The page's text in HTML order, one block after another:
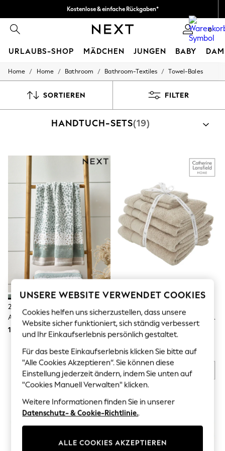
Kostenlose & einfache Rückgaben*
0
URLAUBS-SHOP MÄDCHEN JUNGEN BABY
HOLIDAY SHOP
All Swimwear
Beach Dresses & Kaftans
Jumpsuits & Playsuits
Linen Collection
Sandals
Shorts
Trousers
Sun Hats & Caps
T-Shirts & Vests
Men's Holiday Shop
All Swimwear
Accessories
Bags & Luggage
Footwear
Hats
Loafers
Sandals & Flipflops
Shirts
Shorts
Vests
Boys Holiday Shop
All Swimwear
Ponchos & Toweling sets
Sun Hats & Caps
Polo Shirts
Rash Vests
Sandals & Sliders
Shirts
Shorts
Sunsafe Swimwear
Home / Home / Bathroom / Bathroom-Textiles / Towel-Bales
SORTIEREN FILTER
HANDTUCH-SETS(19)
2-Teiliges Set Kleine Handtücher
Aus 100–% Baumwolle
18 €
Antibakterielle Handtücher Im 6
Er-Set
50 €
UNSERE WEBSITE VERWENDET COOKIES
Cookies helfen uns sicherzustellen, dass unsere
Website sicher funktioniert, sich ständig verbessert
und Ihr Einkaufserlebnis persönlich gestaltet.
Für das beste Einkaufserlebnis klicken Sie bitte auf
"Alle Cookies Akzeptieren“. Sie können diese
Einstellung jederzeit ändern, indem Sie unten auf
"Cookies Manuell Verwalten" klicken.
Weitere Informationen finden Sie in unserer
Datenschutz- & Cookie-Richtlinie..
ALLE COOKIES AKZEPTIEREN